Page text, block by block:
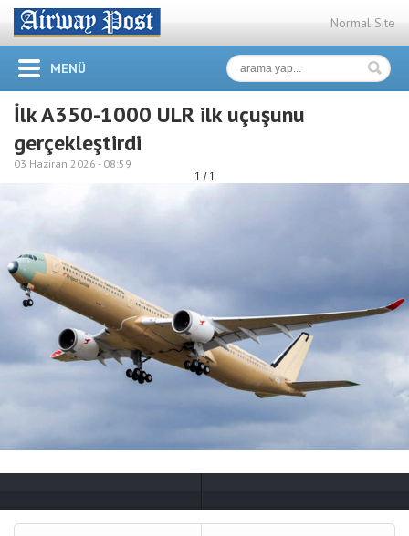
Normal Site
MENÜ
İlk A350-1000 ULR ilk uçuşunu
gerçekleştirdi
03 Haziran 2026 - 08:59
1 / 1